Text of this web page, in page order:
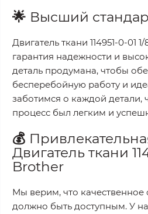
🌟 Высший
Двигатель ткани 114951-0-01
гарантия надежности и
деталь продумана, чтобы
бесперебойную работу и
заботимся о каждой детали,
процесс был легким и
💰
Двигатель ткани
Brother
Мы верим, что
должно быть доступным. У